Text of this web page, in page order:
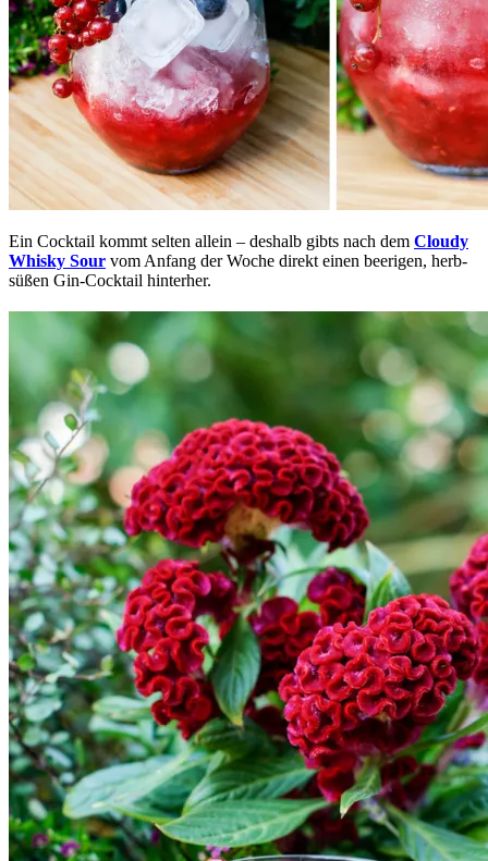
Ein Cocktail kommt selten allein – deshalb gibts nach dem Cloudy
Whisky Sour vom Anfang der Woche direkt einen beerigen, herb-
süßen Gin-Cocktail hinterher.